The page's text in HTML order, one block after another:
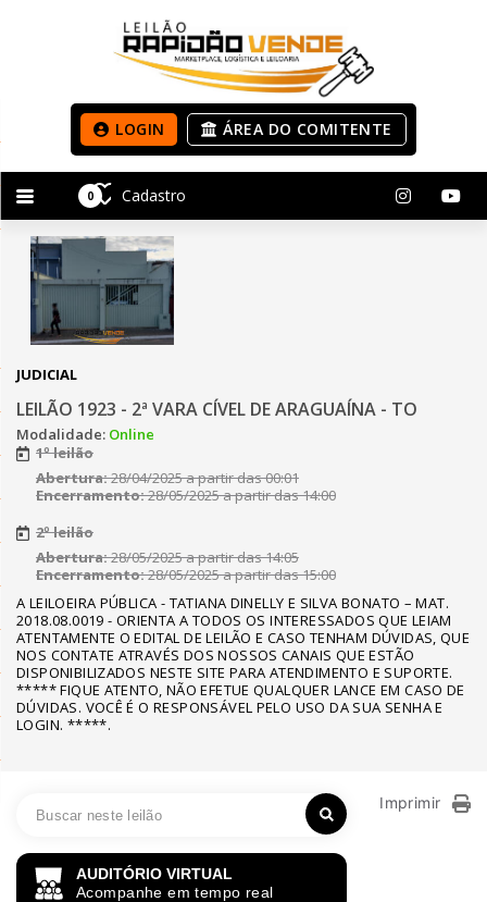
0 Cadastro
LOGIN ÁREA DO COMITENTE
JUDICIAL
LEILÃO 1923 - 2ª VARA CÍVEL DE ARAGUAÍNA - TO
Modalidade: Online
1º leilão
Abertura:28/04/2025 a partir das 00:01
Encerramento:28/05/2025 a partir das 14:00
2º leilão
Abertura:28/05/2025 a partir das 14:05
Encerramento:28/05/2025 a partir das 15:00
A LEILOEIRA PÚBLICA - TATIANA DINELLY E SILVA BONATO – MAT.
2018.08.0019 - ORIENTA A TODOS OS INTERESSADOS QUE LEIAM
ATENTAMENTE O EDITAL DE LEILÃO E CASO TENHAM DÚVIDAS, QUE
NOS CONTATE ATRAVÉS DOS NOSSOS CANAIS QUE ESTÃO
DISPONIBILIZADOS NESTE SITE PARA ATENDIMENTO E SUPORTE.
***** FIQUE ATENTO, NÃO EFETUE QUALQUER LANCE EM CASO DE
DÚVIDAS. VOCÊ É O RESPONSÁVEL PELO USO DA SUA SENHA E
LOGIN. *****.
AUDITÓRIO VIRTUAL
Acompanhe em tempo real
Imprimir